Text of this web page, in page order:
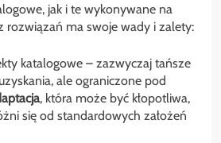
jak i te wykonywane na
rozwiązań ma swoje wady i zalety:
katalogowe – zazwyczaj tańsze
ale ograniczone pod
, która może być kłopotliwa,
się od standardowych założeń